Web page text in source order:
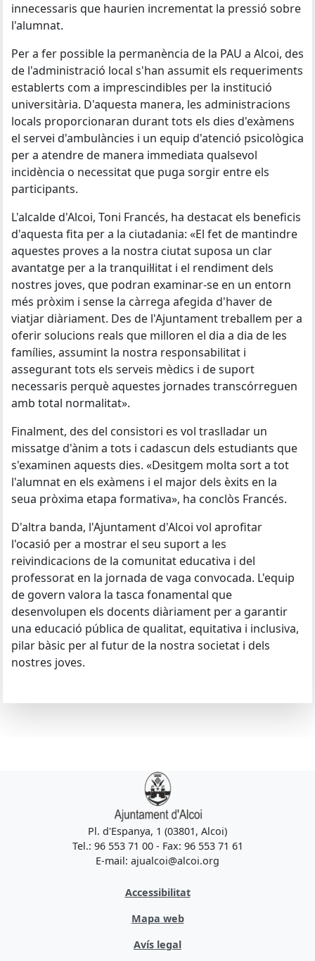
innecessaris que haurien incrementat la pressió sobre
l'alumnat.
Per a fer possible la permanència de la PAU a Alcoi, des
de l'administració local s'han assumit els requeriments
establerts com a imprescindibles per la institució
universitària. D'aquesta manera, les administracions
locals proporcionaran durant tots els dies d'exàmens
el servei d'ambulàncies i un equip d'atenció psicològica
per a atendre de manera immediata qualsevol
incidència o necessitat que puga sorgir entre els
participants.
L'alcalde d'Alcoi, Toni Francés, ha destacat els beneficis
d'aquesta fita per a la ciutadania: «El fet de mantindre
aquestes proves a la nostra ciutat suposa un clar
avantatge per a la tranquil·litat i el rendiment dels
nostres joves, que podran examinar-se en un entorn
més pròxim i sense la càrrega afegida d'haver de
viatjar diàriament. Des de l'Ajuntament treballem per a
oferir solucions reals que milloren el dia a dia de les
famílies, assumint la nostra responsabilitat i
assegurant tots els serveis mèdics i de suport
necessaris perquè aquestes jornades transcórreguen
amb total normalitat».
Finalment, des del consistori es vol traslladar un
missatge d'ànim a tots i cadascun dels estudiants que
s'examinen aquests dies. «Desitgem molta sort a tot
l'alumnat en els exàmens i el major dels èxits en la
seua pròxima etapa formativa», ha conclòs Francés.
D'altra banda, l'Ajuntament d'Alcoi vol aprofitar
l'ocasió per a mostrar el seu suport a les
reivindicacions de la comunitat educativa i del
professorat en la jornada de vaga convocada. L'equip
de govern valora la tasca fonamental que
desenvolupen els docents diàriament per a garantir
una educació pública de qualitat, equitativa i inclusiva,
pilar bàsic per al futur de la nostra societat i dels
nostres joves.
Pl. d'Espanya, 1 (03801, Alcoi)
Tel.: 96 553 71 00 - Fax: 96 553 71 61
E-mail: ajualcoi@alcoi.org
Accessibilitat
Mapa web
Avís legal